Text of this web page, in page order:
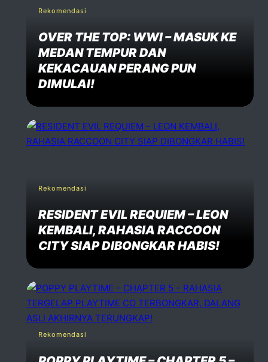
Rekomendasi
OVER THE TOP: WWI – MASUK KE
MEDAN TEMPUR DAN
KEKACAUAN PERANG PUN
DIMULAI!
Rekomendasi
RESIDENT EVIL REQUIEM – LEON
KEMBALI, RAHASIA RACCOON
CITY SIAP DIBONGKAR HABIS!
Rekomendasi